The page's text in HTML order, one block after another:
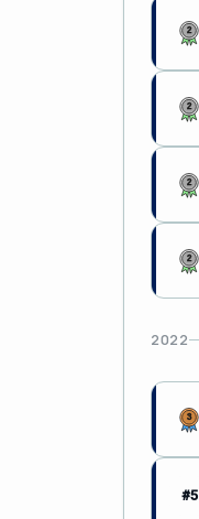
2022
#5